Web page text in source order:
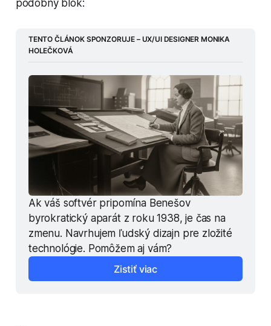
podobný blok:
TENTO ČLÁNOK SPONZORUJE – UX/UI DESIGNER MONIKA
HOLEČKOVÁ
Ak váš softvér pripomína Benešov
byrokratický aparát z roku 1938, je čas na
zmenu. Navrhujem ľudský dizajn pre zložité
technológie. Pomôžem aj vám?
Zistiť viac